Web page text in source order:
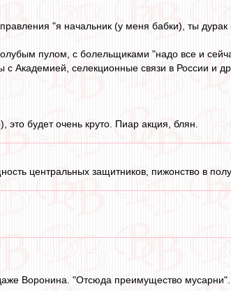
"я начальник (у меня бабки), ты
пулом, с болельщиками "надо все и
с Академией, селекционные связи в России и
будет очень круто. Пиар акция, блян.
центральных защитников, пижонство в
Воронина. "Отсюда преимущество